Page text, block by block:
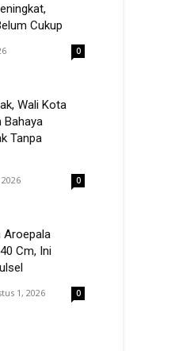
Cukup
0
Wali Kota
Bahaya
Tanpa
0
Aroepala
Cm, Ini
1, 2026 0